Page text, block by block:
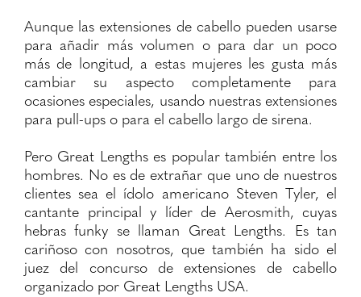
Aunque las extensiones de cabello pueden usarse
para añadir más volumen o para dar un poco
más de longitud, a estas mujeres les gusta más
cambiar su aspecto completamente para
ocasiones especiales, usando nuestras extensiones
para pull-ups o para el cabello largo de sirena.
Pero Great Lengths es popular también entre los
hombres. No es de extrañar que uno de nuestros
clientes sea el ídolo americano Steven Tyler, el
cantante principal y líder de Aerosmith, cuyas
hebras funky se llaman Great Lengths. Es tan
cariñoso con nosotros, que también ha sido el
juez del concurso de extensiones de cabello
organizado por Great Lengths USA.